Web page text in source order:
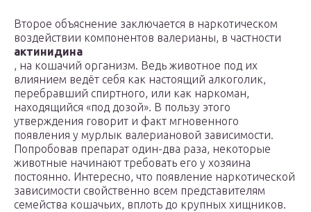
Второе объяснение заключается в наркотическом
воздействии компонентов валерианы, в частности
актинидина
, на кошачий организм. Ведь животное под их
влиянием ведёт себя как настоящий алкоголик,
перебравший спиртного, или как наркоман,
находящийся «под дозой». В пользу этого
утверждения говорит и факт мгновенного
появления у мурлык валериановой зависимости.
Попробовав препарат один-два раза, некоторые
животные начинают требовать его у хозяина
постоянно. Интересно, что появление наркотической
зависимости свойственно всем представителям
семейства кошачьих, вплоть до крупных хищников.